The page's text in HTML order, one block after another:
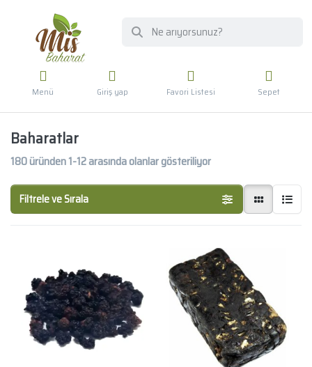
Menü Giriş yap Favori Listesi Sepet
Baharatlar
180üründen1-12arasında olanlar gösteriliyor
Filtrele ve Sırala